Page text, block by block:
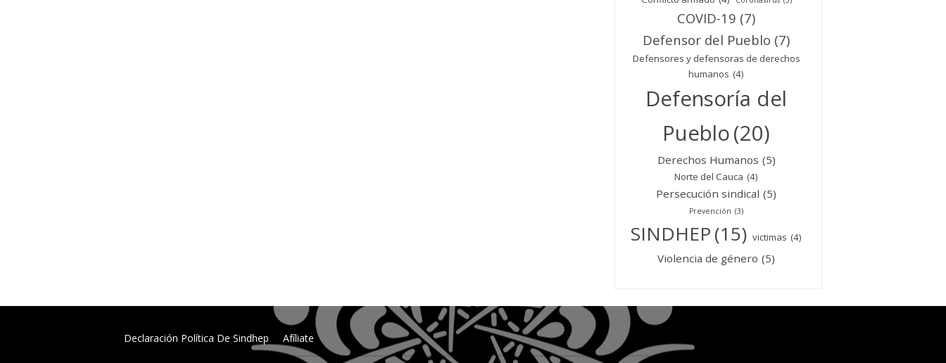
COVID-19 (7)
Defensor del Pueblo (7)
Defensores y defensoras de derechos
humanos (4)
Defensoría del
Pueblo(20)
Derechos Humanos (5)
Norte del Cauca (4)
Persecución sindical (5)
Prevención (3)
SINDHEP(15) victimas (4)
Violencia de género (5)
Declaración Política De Sindhep Afíliate